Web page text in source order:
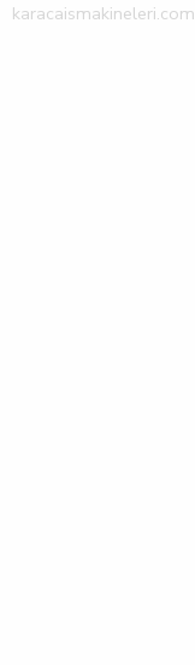
karacaismakineleri.com